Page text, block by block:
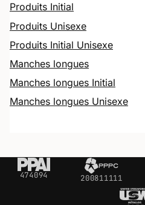
Produits Initial
Produits Unisexe
Produits Initial Unisexe
Manches longues
Manches longues Initial
Manches longues Unisexe
474094 200811111